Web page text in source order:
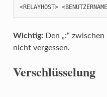
<RELAYHOST>
Wichtig:Den „:“
nicht vergessen.
Verschlüsselung